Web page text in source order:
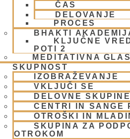
ČAS
DELOVANJE
PROCES
BHAKTI
KLJUČNE
POTI 2
MEDITATIVNA
SKUPNOST
IZOBRAŽEVANJE
VKLJUČI SE
DELOVNE
CENTRI IN SANGE
OTROŠKI IN
SKUPINA ZA
OTROKOM
kislino. Krompirjeva kožica je
voda, v kateri kuhamo
eno najboljših zdravil proti
surovega krompirja pomaga
(gastritis, rane na želodcu
(starostne gube,
te kvalitete, ga moramo pravilno
kuhamo, pečemo ali kuhamo z